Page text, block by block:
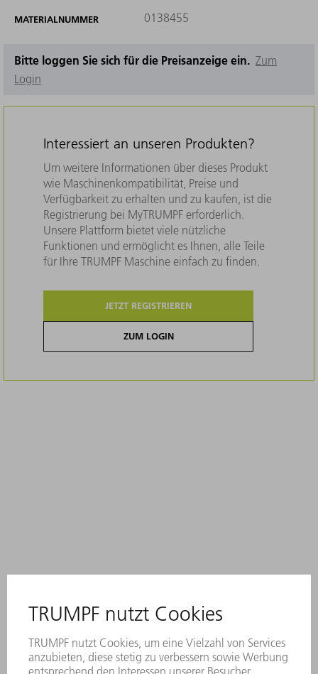
MATERIALNUMMER 0138455
Bitte loggen Sie sich für die Preisanzeige ein. Zum
Login
Interessiert an unseren Produkten?
Um weitere Informationen über dieses Produkt
wie Maschinenkompatibilität, Preise und
Verfügbarkeit zu erhalten und zu kaufen, ist die
Registrierung bei MyTRUMPF erforderlich.
Unsere Plattform bietet viele nützliche
Funktionen und ermöglicht es Ihnen, alle Teile
für Ihre TRUMPF Maschine einfach zu finden.
JETZT REGISTRIEREN
ZUM LOGIN